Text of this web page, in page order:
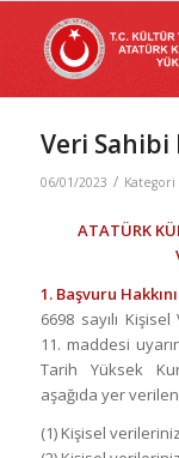
Veri Sahibi
06/01/2023 / Kategori
ATATÜRK
1. Başvuru
6698 sayılı
11. maddesi
Tarih Yüksek
aşağıda yer
(1) Kişisel